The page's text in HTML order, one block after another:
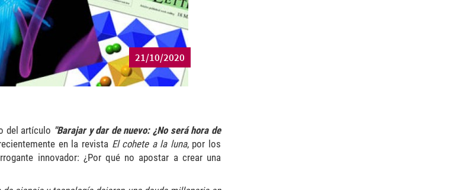
21/10/2020
del artículo "Barajar y dar de nuevo: ¿No será hora de
en la revista El cohete a la luna, por los
innovador: ¿Por qué no apostar a crear una